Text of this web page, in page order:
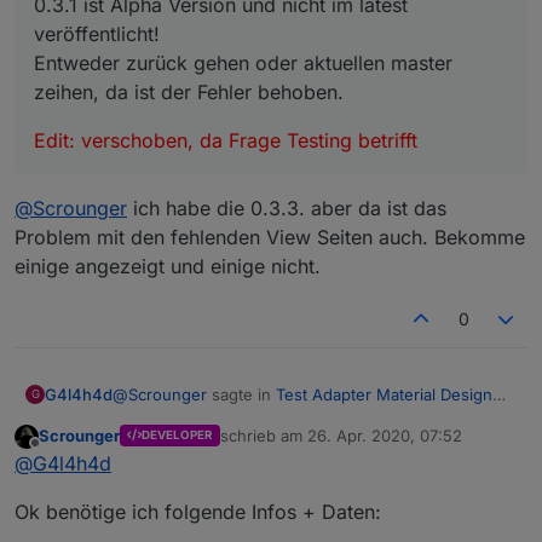
veröffentlicht!
Entweder zurück gehen oder aktuellen master
zeihen, da ist der Fehler behoben.
Edit: verschoben, da Frage Testing betrifft
@Scrounger ich habe die 0.3.3. aber da ist das
Problem mit den fehlenden View Seiten auch. Bekomme
einige angezeigt und einige nicht.
0
G G4l4h4d@Scrounger sagte in Test Adapter Material Design
veröffentlicht!
Entweder zurück gehen oder aktuellen master
Scrounger
ich habe die 0.3.3. aber da ist das
Problem mit den fehlenden View Seiten auch.
Offline
Scrounger DEVELOPER schrieb am 26. Apr. 2020, 07:52
zuletzt editiert von
@G4l4h4d
Ok benötige ich folgende Infos + Daten: